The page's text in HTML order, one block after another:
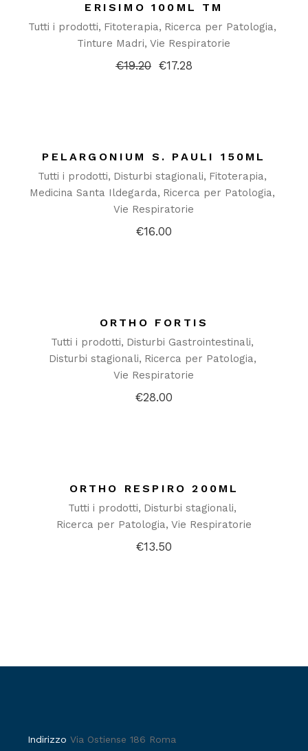
ERISIMO 100ML TM
Tutti i prodotti Fitoterapia Ricerca per Patologia
Tinture Madri Vie Respiratorie
€19.20 Il€17.28
Il
PELARGONIUM S. PAULI 150ML
Tutti i prodotti Disturbi stagionali Fitoterapia
Medicina Santa Ildegarda Ricerca per Patologia
Vie Respiratorie
€16.00
ORTHO FORTIS
Tutti i prodotti Disturbi Gastrointestinali
Disturbi stagionali Ricerca per Patologia
Vie Respiratorie
€28.00
ORTHO RESPIRO 200ML
Tutti i prodotti Disturbi stagionali
Ricerca per Patologia Vie Respiratorie
€13.50
IndirizzoVia Ostiense 186 Roma